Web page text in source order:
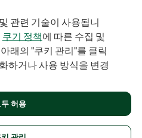
Facebook
TwitterLinkedIn
취급방침|쿠키 관리
판권 소유. 한국내쇼날인스트루먼
구 여의대로 108, 36층 (여의도동,
, 페드로와이안드라데 | 사업자 등
화: 02-3451-3400
관련 기술이 사용됩니
쿠기 정책에 따른 수집 및
래의 "쿠키 관리"를 클릭
하거나 사용 방식을 변경
두 허용